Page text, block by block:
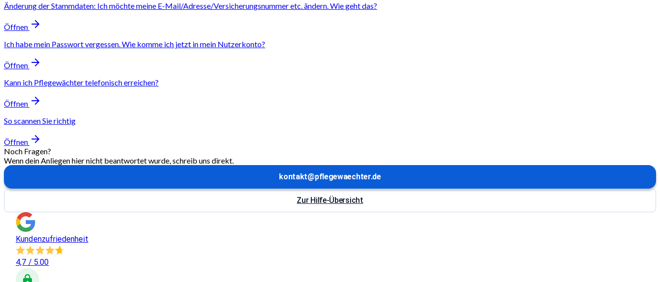
Änderung der Stammdaten: Ich möchte meine E-Mail/Adresse/Versicherungsnummer etc. ändern. Wie geht das?
Öffnen
Ich habe mein Passwort vergessen. Wie komme ich jetzt in mein Nutzerkonto?
Öffnen
Kann ich Pflegewächter telefonisch erreichen?
Öffnen
So scannen Sie richtig
Öffnen
Noch Fragen?
Wenn dein Anliegen hier nicht beantwortet wurde, schreib uns direkt.
kontakt@pflegewaechter.de
Zur Hilfe-Übersicht
Kundenzufriedenheit
4,7 / 5.00